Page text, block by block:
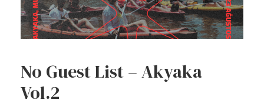
No Guest List – Akyaka
Vol.2